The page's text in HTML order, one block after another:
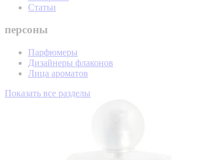
Статьи
персоны
Парфюмеры
Дизайнеры флаконов
Лица ароматов
Показать все разделы